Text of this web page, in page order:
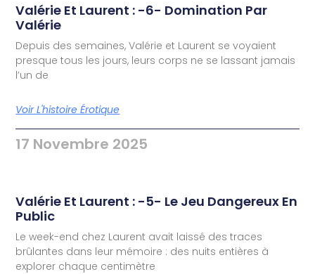
Valérie Et Laurent : -6- Domination Par
Valérie
Depuis des semaines, Valérie et Laurent se voyaient
presque tous les jours, leurs corps ne se lassant jamais
l’un de
Voir L'histoire Érotique
17 Novembre 2025
Valérie Et Laurent : -5- Le Jeu Dangereux En
Public
Le week-end chez Laurent avait laissé des traces
brûlantes dans leur mémoire : des nuits entières à
explorer chaque centimètre